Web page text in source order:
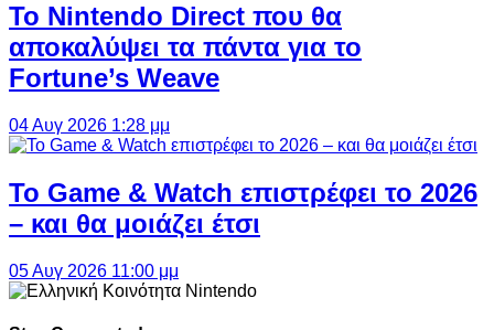
Το Nintendo Direct που θα
αποκαλύψει τα πάντα για το
Fortune’s Weave
04 Αυγ 2026 1:28 μμ
Το Game & Watch επιστρέφει το 2026
– και θα μοιάζει έτσι
05 Αυγ 2026 11:00 μμ